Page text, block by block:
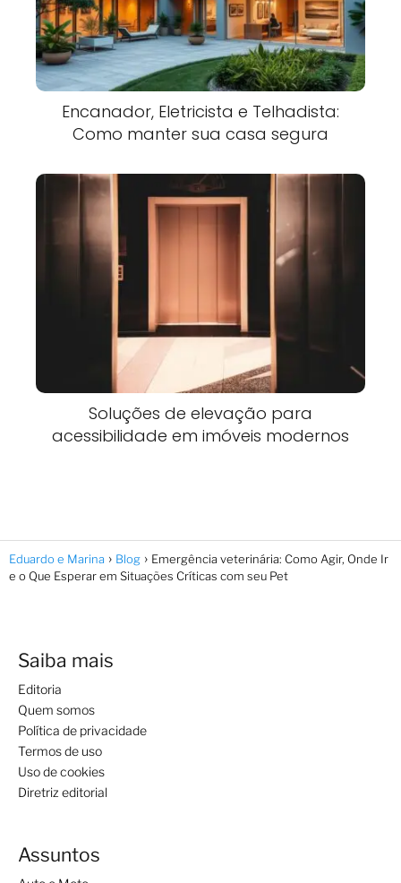
Encanador, Eletricista e Telhadista:
Como manter sua casa segura
Soluções de elevação para
acessibilidade em imóveis modernos
Eduardo e Marina Blog
Emergência veterinária: Como Agir, Onde Ir
e o Que Esperar em Situações Críticas com seu Pet
Saiba mais
Editoria
Quem somos
Política de privacidade
Termos de uso
Uso de cookies
Diretriz editorial
Assuntos